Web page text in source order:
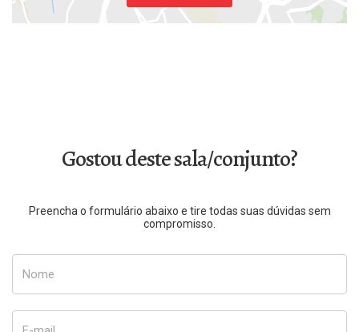
Gostou deste sala/conjunto?
Preencha o formulário abaixo e tire todas suas dúvidas sem
compromisso.